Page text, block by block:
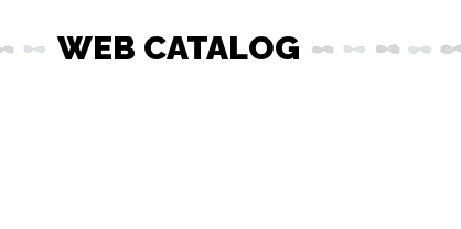
WEB CATALOG